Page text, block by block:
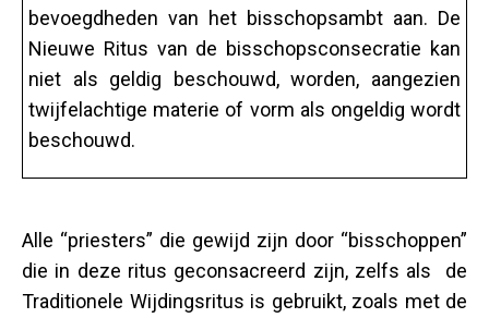
bevoegdheden van het bisschopsambt aan. De
Nieuwe Ritus van de bisschopsconsecratie kan
niet als geldig beschouwd, worden, aangezien
twijfelachtige materie of vorm als ongeldig wordt
beschouwd.
Alle “priesters” die gewijd zijn door “bisschoppen”
die in deze ritus geconsacreerd zijn, zelfs als de
Traditionele Wijdingsritus is gebruikt, zoals met de